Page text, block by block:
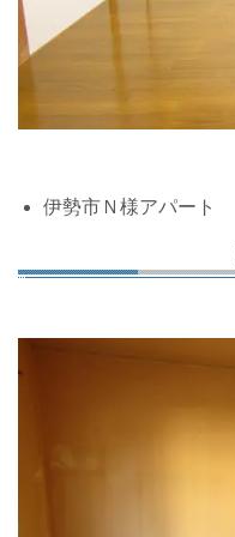
伊勢市Ｎ様アパート